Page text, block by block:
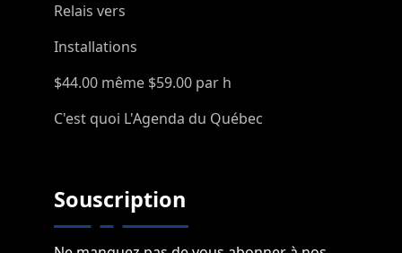
Relais vers
Installations
$44.00 même $59.00 par h
C'est quoi L'Agenda du Québec
Souscription